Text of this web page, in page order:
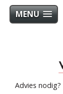
MENU
Advies nodig?